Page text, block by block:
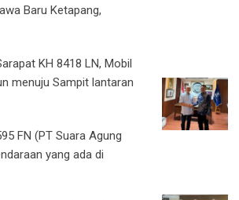
Baru Ketapang,
KH 8418 LN, Mobil
menuju Sampit lantaran
FN (PT Suara Agung
yang ada di